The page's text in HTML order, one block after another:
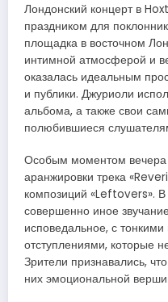
Лондонский концерт в
праздником для
площадка в восточном
интимной атмосферой и
оказалась идеальным
и публики. Джуриоли
альбома, а также свои
полюбившиеся
Особым моментом вечера
аранжировки трека
композиций «Leftovers».
совершенно иное
исповедальное, с
отступлениями, которые
Зрители признавались,
них эмоциональной